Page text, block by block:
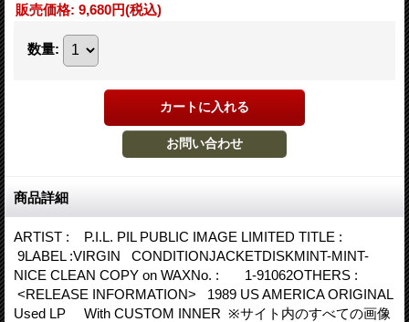
販売価格: 9,680円(税込)
数量:
商品詳細
ARTIST : P.I.L. PIL PUBLIC IMAGE LIMITED TITLE :
9LABEL :VIRGIN CONDITIONJACKETDISKMINT-MINT-
NICE CLEAN COPY on WAXNo. : 1-91062OTHERS :
<RELEASE INFORMATION> 1989 US AMERICA ORIGINAL
Used LP With CUSTOM INNER ※サイト内のすべての画像